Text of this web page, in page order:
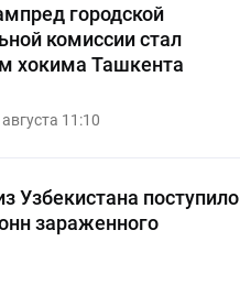
городской
комиссии стал
хокима Ташкента
11:10
Узбекистана поступило
зараженного